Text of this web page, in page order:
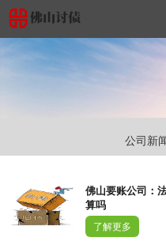
公司新
佛山要账公司：
算吗
了解更多